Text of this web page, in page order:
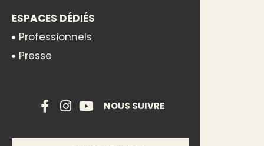
ESPACES DÉDIÉS
Professionnels
Presse
NOUS SUIVRE